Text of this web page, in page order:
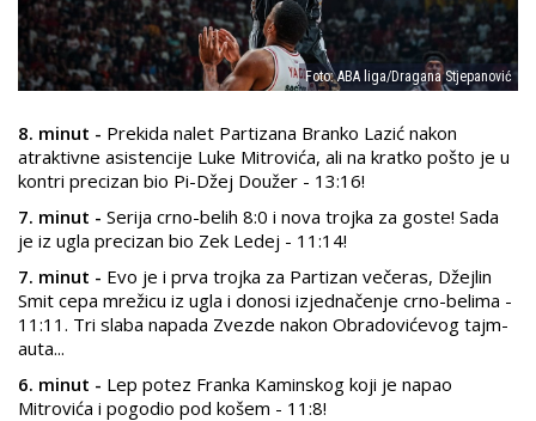
Foto: ABA liga/Dragana Stjepanović
8. minut - Prekida nalet Partizana Branko Lazić nakon
atraktivne asistencije Luke Mitrovića, ali na kratko pošto je u
kontri precizan bio Pi-Džej Doužer - 13:16!
7. minut - Serija crno-belih 8:0 i nova trojka za goste! Sada
je iz ugla precizan bio Zek Ledej - 11:14!
7. minut - Evo je i prva trojka za Partizan večeras, Džejlin
Smit cepa mrežicu iz ugla i donosi izjednačenje crno-belima -
11:11. Tri slaba napada Zvezde nakon Obradovićevog tajm-
auta...
6. minut - Lep potez Franka Kaminskog koji je napao
Mitrovića i pogodio pod košem - 11:8!